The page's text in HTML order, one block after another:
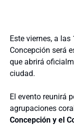
Este viernes, a
Concepción será
que abrirá
ciudad.
El evento reunirá
agrupaciones
Concepción y el